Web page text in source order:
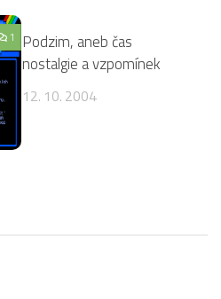
1
Podzim, aneb čas
nostalgie a vzpomínek
12. 10. 2004